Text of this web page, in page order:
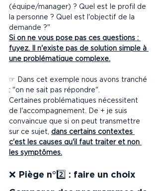
(équipe/manager) ? Quel est le profil de
la personne ? Quel est l'objectif de la
demande ?"
Si on ne vous pose pas ces questions :
fuyez. Il n'existe pas de solution simple à
une problématique complexe.
☞ Dans cet exemple nous avons tranché
: "on ne sait pas répondre".
Certaines problématiques nécessitent
de l'accompagnement. De + je suis
convaincue que si on peut transmettre
sur ce sujet, dans certains contextes
c'est les causes qu'il faut traiter et non
les symptômes.
❌ Piège n°2️⃣ : faire un choix